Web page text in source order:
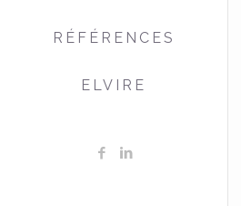
RÉFÉRENCES
ELVIRE